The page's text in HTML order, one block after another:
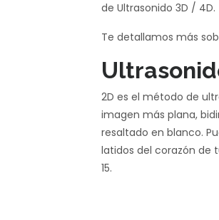
de Ultrasonido 3D / 4D.
Te detallamos más
2D es el método de
imagen más plana,
resaltado en blanco.
latidos del corazón de
15.